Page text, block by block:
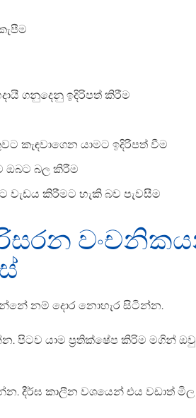
ගනුදෙනු ඉදිරිපත් කිරීම
කැඳවාගෙන යාමට ඉදිරිපත් වීම
ඔබට බල කිරීම
වැඩය කිරීමට හැකි බව පැවසීම
නම් දොර නොහැර සිටින්න.
පිටව යාම ප‍්‍රතික්ෂේප කිරිම මගින්
දීර්ඝ කාලීන වශයෙන් එය වඩාත්